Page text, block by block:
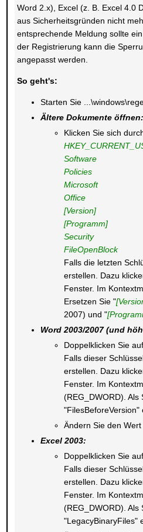
Word 2.x), Excel (z. B. Excel 4.0
aus Sicherheitsgründen nicht
entsprechende Meldung sollte
der Registrierung kann die
angepasst werden.
So geht's:
Starten Sie
Ältere Dokumente öffnen:
Klicken Sie sich
Software
Policies
Microsoft
Office
[Version]
[Programm]
Security
FileOpenBlock
Falls die letzten
erstellen. Dazu
Fenster. Im
Ersetzen Sie "
2007) und "
Word 2003/2007 (und
Doppelklicken Sie
Falls dieser
erstellen. Dazu
Fenster. Im
(REG_DWORD).
"FilesBeforeVersion"
Ändern Sie den
Excel 2003:
Doppelklicken Sie
Falls dieser
erstellen. Dazu
Fenster. Im
(REG_DWORD).
"LegacyBinaryFiles"